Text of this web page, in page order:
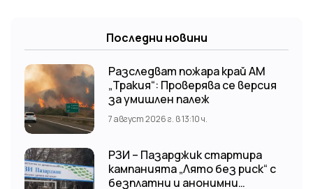
Последни новини
Разследват пожара край АМ
„Тракия“: Проверява се версия
за умишлен палеж
7 август 2026 г. в 13:10 ч.
РЗИ – Пазарджик стартира
кампанията „Лято без риск“ с
безплатни и анонимни